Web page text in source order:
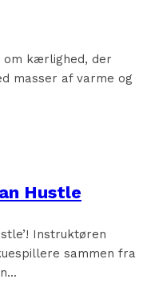
om kærlighed, der
masser af varme og
Hustle
Instruktøren
sammen fra